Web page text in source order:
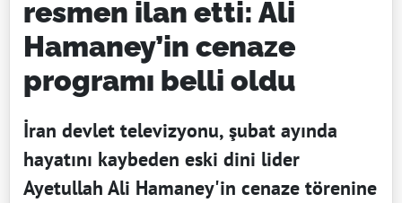
resmen ilan etti: Ali
Hamaney’in cenaze
programı belli oldu
İran devlet televizyonu, şubat ayında
hayatını kaybeden eski dini lider
Ayetullah Ali Hamaney'in cenaze törenine